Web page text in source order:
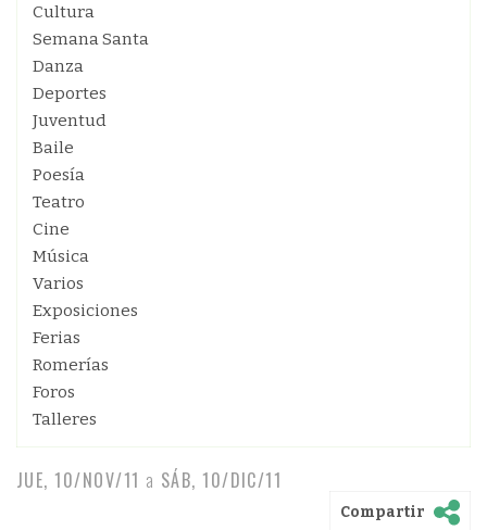
Cultura
Semana Santa
Danza
Deportes
Juventud
Baile
Poesía
Teatro
Cine
Música
Varios
Exposiciones
Ferias
Romerías
Foros
Talleres
JUE, 10/NOV/11 a SÁB, 10/DIC/11
Compartir